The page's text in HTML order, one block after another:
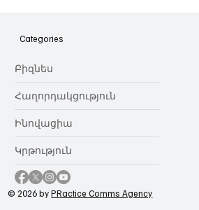
նվիրում որոշում
Categories
Բիզնես
Հաղորդակցություն
Ինովացիա
Կրթություն
© 2026 byPRactice Comms Agency